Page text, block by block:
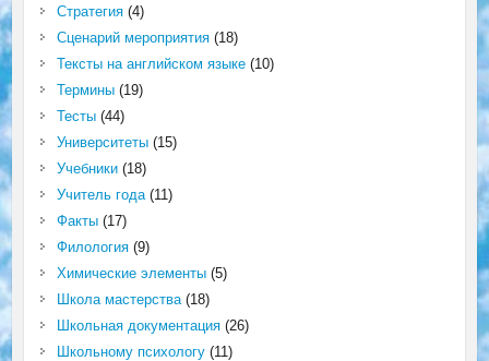
Стратегия(4)
Сценарий мероприятия(18)
Тексты на английском языке(10)
Термины(19)
Тесты(44)
Университеты(15)
Учебники(18)
Учитель года(11)
Факты(17)
Филология(9)
Химические элементы(5)
Школа мастерства(18)
Школьная документация(26)
Школьному психологу(11)